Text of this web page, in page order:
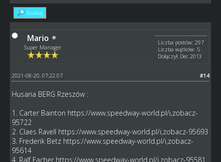
Szukaj
Mario
Super Manager
Liczba postów: 297
Liczba wątków: 5
Dołączył: Dec 2013
#14
2021-08-20, 07:22:07
Husaria BERG Rzeszów :
1. Carter Bainton https://www.speedway-world.pl/i,zobacz-
95722
2. Claes Ravell https://www.speedway-world.pl/i,zobacz-95693
3. Frederik Betz https://www.speedway-world.pl/i,zobacz-
95614
4. Ralf Facher https://www.speedway-world.pl/i,zobacz-95581